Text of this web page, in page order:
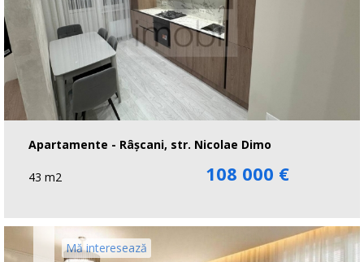
Apartamente - Râșcani, str. Nicolae Dimo
43 m2 108 000 €
Mă interesează